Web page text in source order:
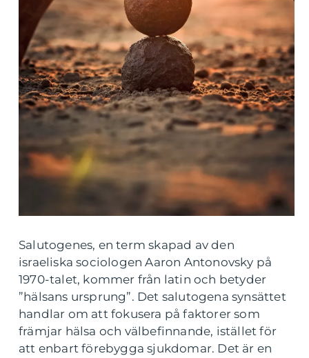
Salutogenes, en term skapad av den
israeliska sociologen Aaron Antonovsky på
1970-talet, kommer från latin och betyder
”hälsans ursprung”. Det salutogena synsättet
handlar om att fokusera på faktorer som
främjar hälsa och välbefinnande, istället för
att enbart förebygga sjukdomar. Det är en